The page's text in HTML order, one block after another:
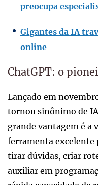
preocupa
Gigantes da IA
online
ChatGPT: o
Lançado em
tornou sinônimo de
grande vantagem é a
ferramenta excelente
tirar dúvidas, criar
auxiliar em